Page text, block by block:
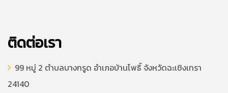
ติดต่อเรา
99 หมู่ 2 ตำบลบางกรูด อำเภอบ้านโพธิ์ จังหวัดฉะเชิงเทรา
24140